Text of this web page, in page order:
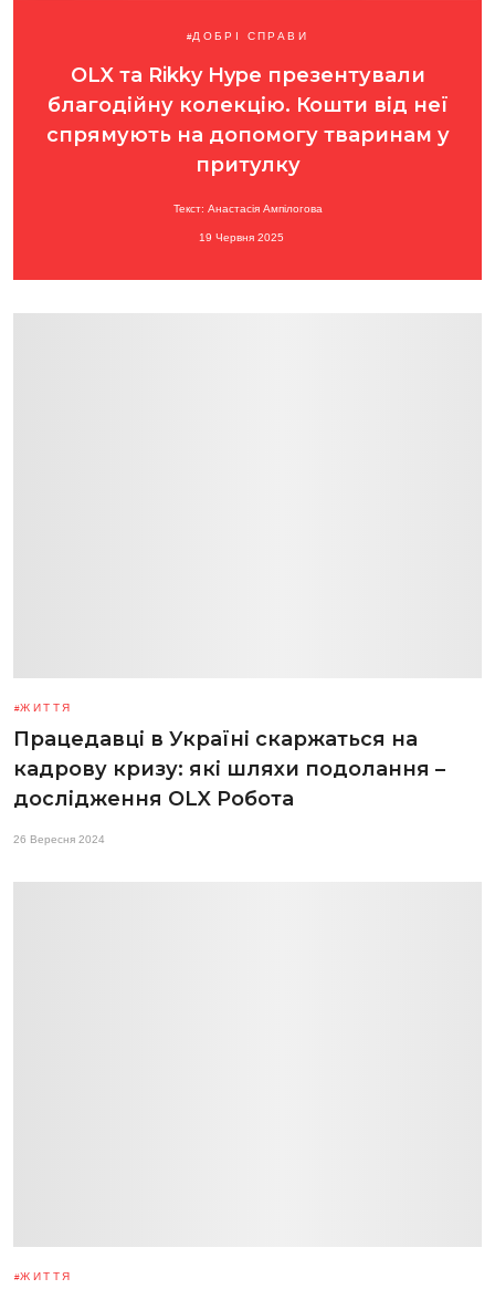
ДОБРІ СПРАВИ
OLX та Rikky Hype презентували
благодійну колекцію. Кошти від неї
спрямують на допомогу тваринам у
притулку
Текст: Анастасія Ампілогова
19 Червня 2025
ЖИТТЯ
Працедавці в Україні скаржаться на
кадрову кризу: які шляхи подолання –
дослідження OLX Робота
26 Вересня 2024
ЖИТТЯ